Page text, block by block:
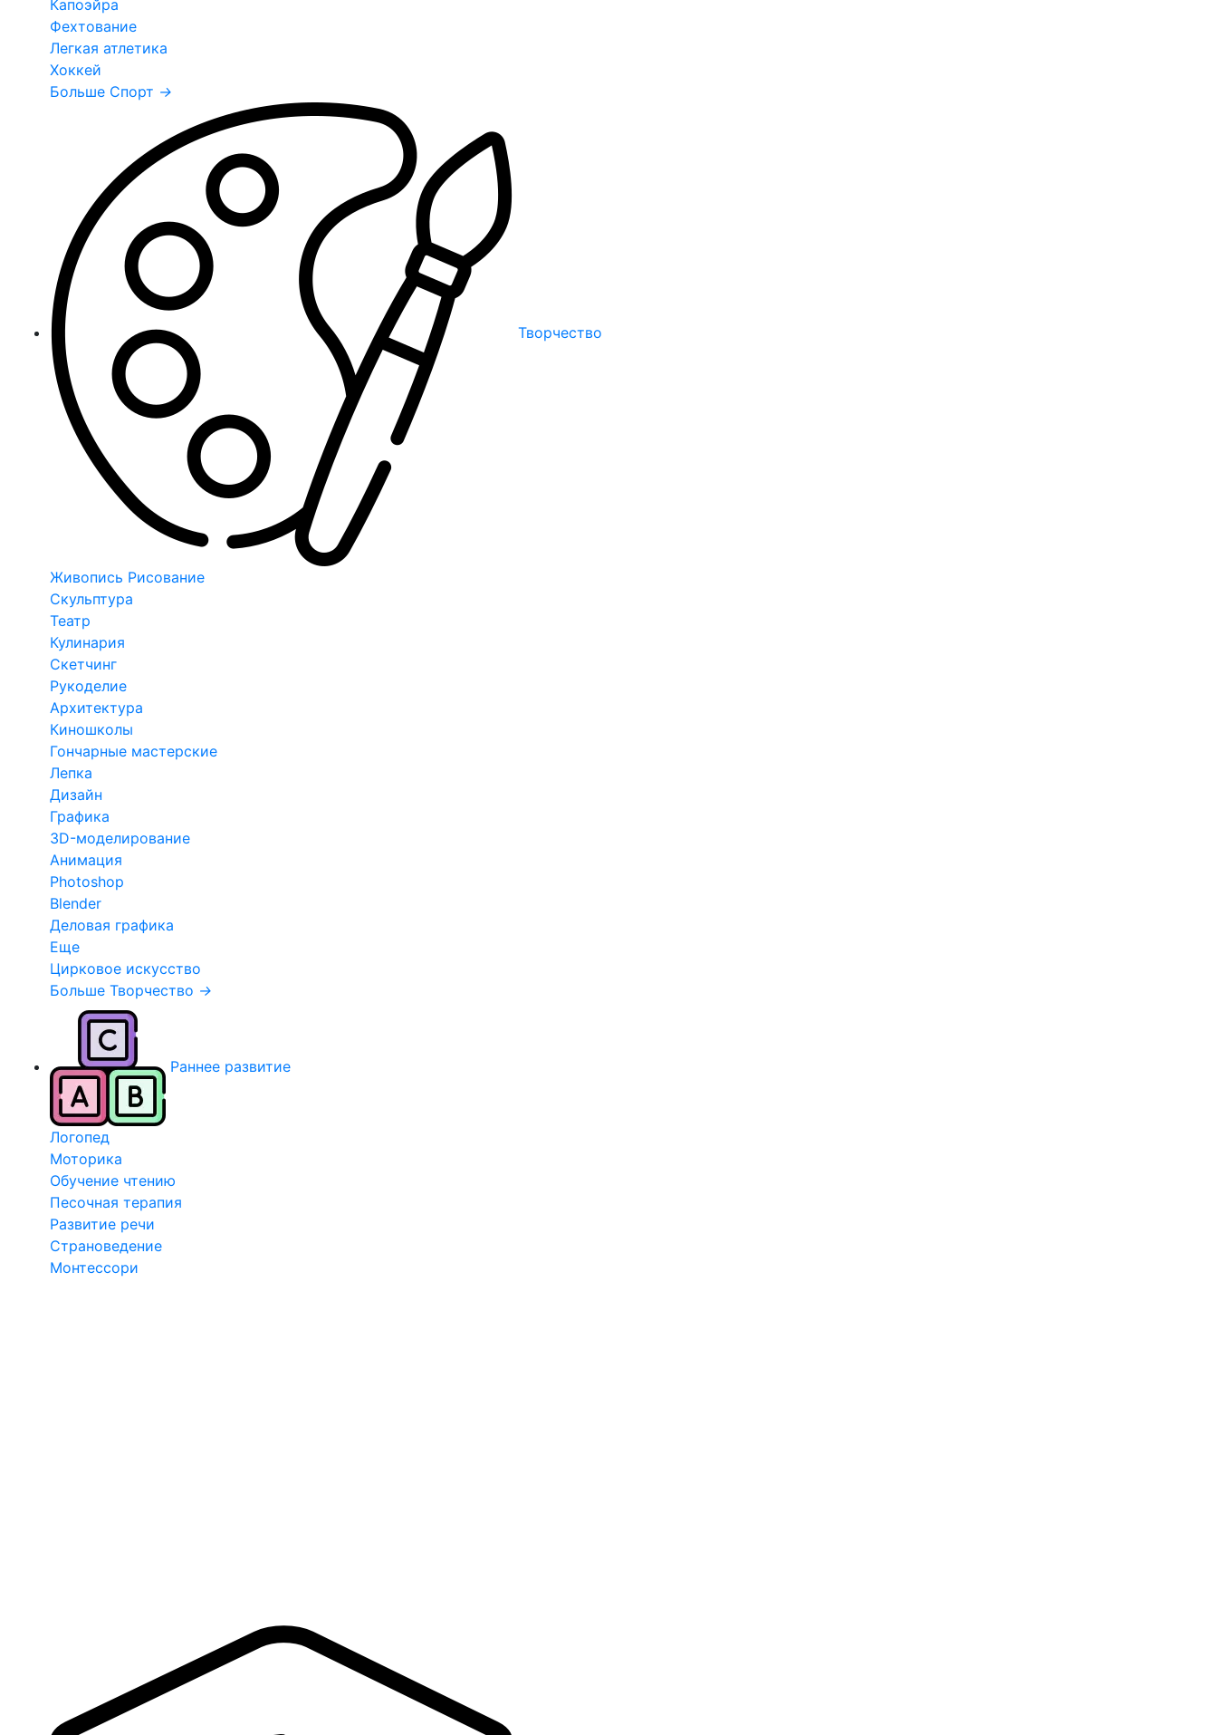
Капоэйра
Фехтование
Легкая атлетика
Хоккей
Больше Спорт →
Творчество
Живопись Рисование
Скульптура
Театр
Кулинария
Скетчинг
Рукоделие
Архитектура
Киношколы
Гончарные мастерские
Лепка
Дизайн
Графика
3D-моделирование
Анимация
Photoshop
Blender
Деловая графика
Еще
Цирковое искусство
Больше Творчество →
Раннее развитие
Логопед
Моторика
Обучение чтению
Песочная терапия
Развитие речи
Страноведение
Монтессори